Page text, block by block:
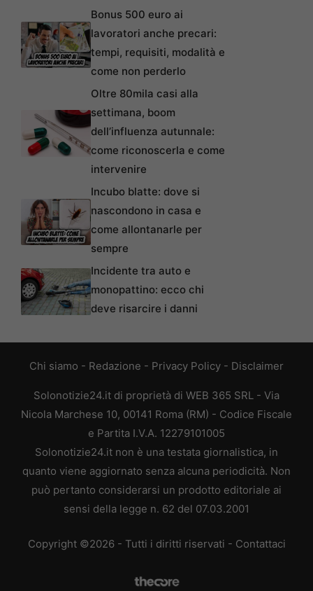
Bonus 500 euro ai
lavoratori anche precari:
tempi, requisiti, modalità e
come non perderlo
Oltre 80mila casi alla
settimana, boom
dell’influenza autunnale:
come riconoscerla e come
intervenire
Incubo blatte: dove si
nascondono in casa e
come allontanarle per
sempre
Incidente tra auto e
monopattino: ecco chi
deve risarcire i danni
Chi siamo - Redazione - Privacy Policy - Disclaimer
Solonotizie24.it di proprietà di WEB 365 SRL - Via
Nicola Marchese 10, 00141 Roma (RM) - Codice Fiscale
e Partita I.V.A. 12279101005
Solonotizie24.it non è una testata giornalistica, in
quanto viene aggiornato senza alcuna periodicità. Non
può pertanto considerarsi un prodotto editoriale ai
sensi della legge n. 62 del 07.03.2001
Copyright ©2026 - Tutti i diritti riservati - Contattaci